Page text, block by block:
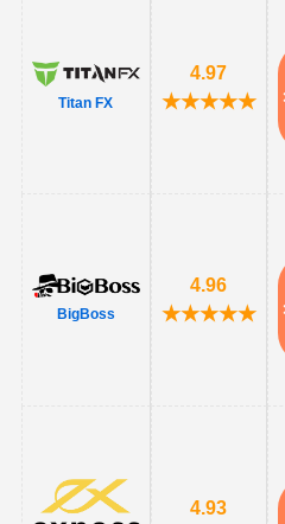
Titan FX
4.97
★★★★★
BigBoss
4.96
★★★★★
4.93